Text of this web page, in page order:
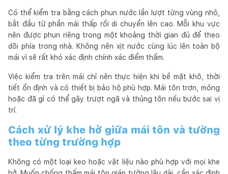
Có thể kiểm tra bằng cách phun nước lần lượt từng vùng nhỏ,
bắt đầu từ phần mái thấp rồi di chuyển lên cao. Mỗi khu vực
nên được phun riêng trong một khoảng thời gian đủ để theo
dõi phía trong nhà. Không nên xịt nước cùng lúc lên toàn bộ
mái vì sẽ rất khó xác định chính xác điểm thấm.
Việc kiểm tra trên mái chỉ nên thực hiện khi bề mặt khô, thời
tiết ổn định và có thiết bị bảo hộ phù hợp. Mái tôn trơn, mỏng
hoặc đã gỉ có thể gây trượt ngã và thủng tôn nếu bước sai vị
trí.
Cách xử lý khe hở giữa mái tôn và tường
theo từng trường hợp
Không có một loại keo hoặc vật liệu nào phù hợp với mọi khe